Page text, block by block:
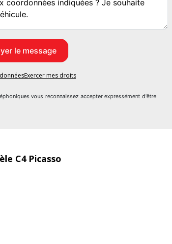
Exercer mes droits
vous reconnaissez accepter expressément d'être
C4 Picasso